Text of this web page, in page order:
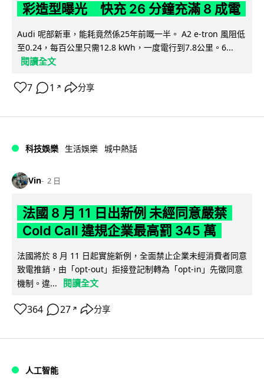
彩造型曝光 快充 26 分鐘充滿 8 成電
Audi 呢部新車，能耗竟然係25年前嘅一半。 A2 e-tron 風阻低
至0.24，每百公里只需12.8 kWh，一度電行到7.8公里。6...
閱讀全文
7 1 ↗ 分享
科技娛樂 生活娛樂 城中熱話
Vin 2 日
法國 8 月 11 日出新例 未經同意嚴禁
Cold Call 違規企業最高罰 345 萬
法國將於 8 月 11 日起實施新例，全面禁止企業未經消費者同意
致電推銷，由「opt-out」拒接登記制轉為「opt-in」先徵同意
機制。違...
閱讀全文
364 27 ↗ 分享
人工智能